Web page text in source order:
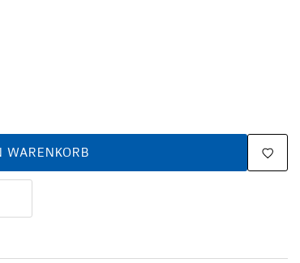
WARENKORB